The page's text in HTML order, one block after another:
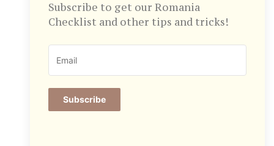
Subscribe to get our Romania
Checklist and other tips and tricks!
Subscribe